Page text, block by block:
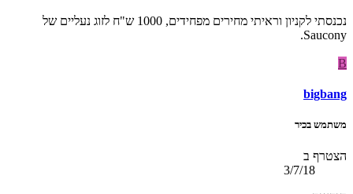
נכנסתי לקניון וראיתי מחירים מפחידים, 1000 ש"ח לזוג נעליים של
Saucony.
B
bigbang
משתמש בכיר
הצטרף ב
3/7/18